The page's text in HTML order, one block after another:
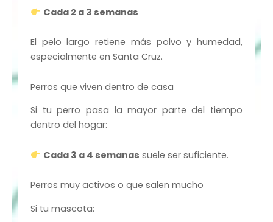
Cada 2 a 3 semanas
El pelo largo retiene más polvo y humedad,
especialmente en Santa Cruz.
Perros que viven dentro de casa
Si tu perro pasa la mayor parte del tiempo
dentro del hogar:
Cada 3 a 4 semanas suele ser suficiente.
Perros muy activos o que salen mucho
Si tu mascota: